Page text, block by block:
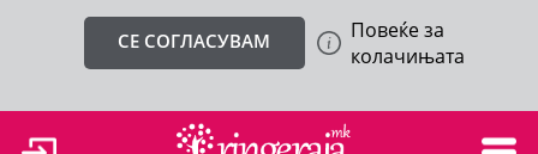
СЕ СОГЛАСУВАМ
Повеќе за
колачињата